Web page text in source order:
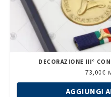
DECORAZIONE III°
73,00€
AGGIUNGI